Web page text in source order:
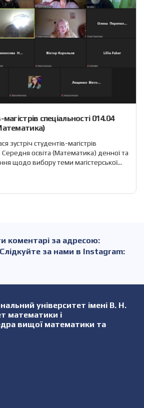
спеціальності 014.04
зустріч студентів-магістрів
Середня освіта (Математика) денної та
щодо вибору теми магістерської
окреслив свій науковий напрям
коментарі за адресою:
Слідкуйте за нами в Instagram:
університет імені В. Н.
математики і
вищої математики та